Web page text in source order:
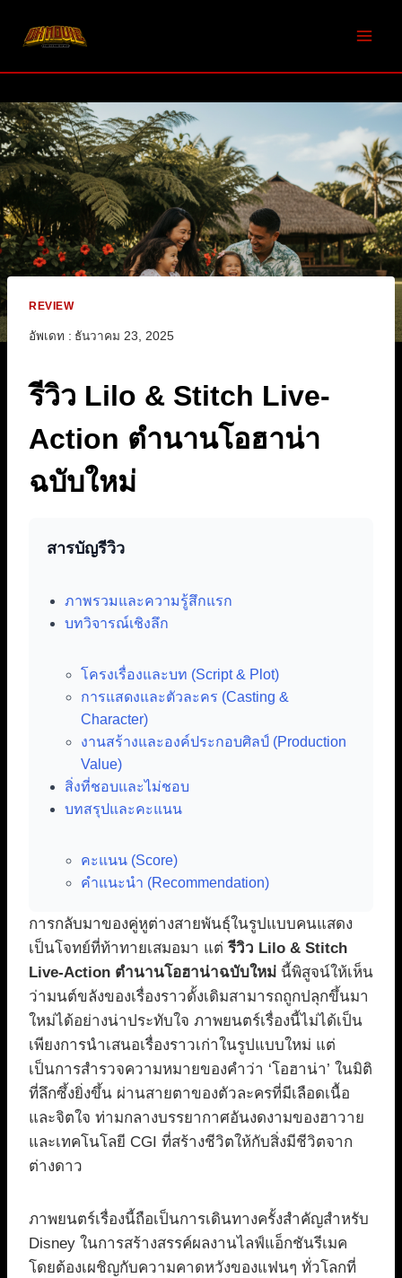
REVIEW
อัพเดท : ธันวาคม 23, 2025
รีวิว Lilo & Stitch Live-
Action ตำนานโอฮาน่า
ฉบับใหม่
สารบัญรีวิว
ภาพรวมและความรู้สึกแรก
บทวิจารณ์เชิงลึก
โครงเรื่องและบท (Script & Plot)
การแสดงและตัวละคร (Casting &
Character)
งานสร้างและองค์ประกอบศิลป์ (Production
Value)
สิ่งที่ชอบและไม่ชอบ
บทสรุปและคะแนน
คะแนน (Score)
คำแนะนำ (Recommendation)
การกลับมาของคู่หูต่างสายพันธุ์ในรูปแบบคนแสดง
เป็นโจทย์ที่ท้าทายเสมอมา แต่รีวิว Lilo & Stitch
Live-Action ตำนานโอฮาน่าฉบับใหม่ นี้พิสูจน์ให้เห็น
ว่ามนต์ขลังของเรื่องราวดั้งเดิมสามารถถูกปลุกขึ้นมา
ใหม่ได้อย่างน่าประทับใจ ภาพยนตร์เรื่องนี้ไม่ได้เป็น
เพียงการนำเสนอเรื่องราวเก่าในรูปแบบใหม่ แต่
เป็นการสำรวจความหมายของคำว่า ‘โอฮาน่า’ ในมิติ
ที่ลึกซึ้งยิ่งขึ้น ผ่านสายตาของตัวละครที่มีเลือดเนื้อ
และจิตใจ ท่ามกลางบรรยากาศอันงดงามของฮาวาย
และเทคโนโลยี CGI ที่สร้างชีวิตให้กับสิ่งมีชีวิตจาก
ต่างดาว
ภาพยนตร์เรื่องนี้ถือเป็นการเดินทางครั้งสำคัญสำหรับ
Disney ในการสร้างสรรค์ผลงานไลฟ์แอ็กชันรีเมค
โดยต้องเผชิญกับความคาดหวังของแฟนๆ ทั่วโลกที่